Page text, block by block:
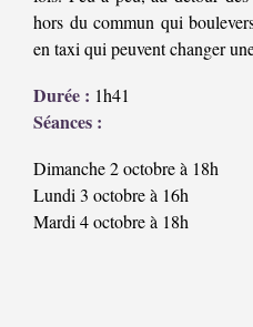
hors du commun qui
en taxi qui peuvent changer
Durée : 1h41
Séances :
Dimanche 2 octobre à 18h
Lundi 3 octobre à 16h
Mardi 4 octobre à 18h